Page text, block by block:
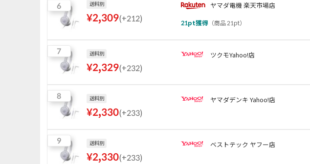
6 送料別
¥2,309(+212)
ヤマダ電機 楽天市場店
21pt獲得 （商品 21pt）
7 送料別
¥2,329(+232)
ツクモYahoo!店
8 送料別
¥2,330(+233)
ヤマダデンキ Yahoo!店
9 送料別
¥2,330(+233)
ベストテック ヤフー店